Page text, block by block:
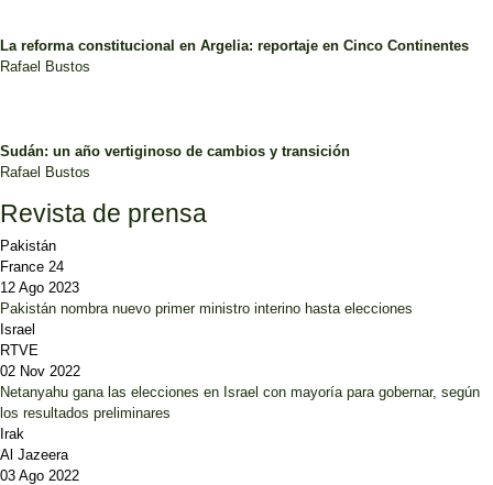
La reforma constitucional en Argelia: reportaje en Cinco Continentes
Rafael Bustos
Sudán: un año vertiginoso de cambios y transición
Rafael Bustos
Revista de prensa
Pakistán
France 24
12 Ago 2023
Pakistán nombra nuevo primer ministro interino hasta elecciones
Israel
RTVE
02 Nov 2022
Netanyahu gana las elecciones en Israel con mayoría para gobernar, según
los resultados preliminares
Irak
Al Jazeera
03 Ago 2022